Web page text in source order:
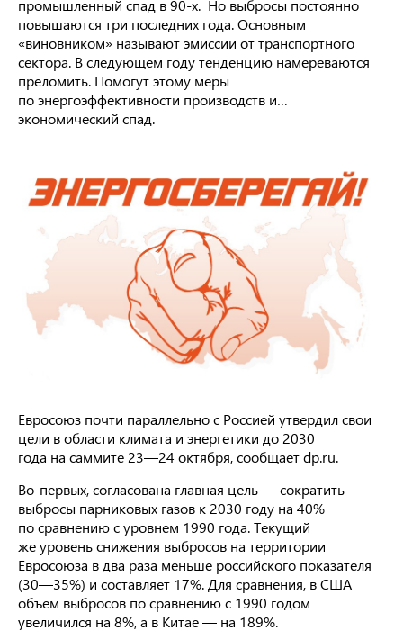
промышленный спад в 90-х. Но выбросы постоянно
повышаются три последних года. Основным
«виновником» называют эмиссии от транспортного
сектора. В следующем году тенденцию намереваются
преломить. Помогут этому меры
по энергоэффективности производств и…
экономический спад.
Евросоюз почти параллельно с Россией утвердил свои
цели в области климата и энергетики до 2030
года на саммите 23—24 октября, сообщает dp.ru.
Во-первых, согласована главная цель — сократить
выбросы парниковых газов к 2030 году на 40%
по сравнению с уровнем 1990 года. Текущий
же уровень снижения выбросов на территории
Евросоюза в два раза меньше российского показателя
(30—35%) и составляет 17%. Для сравнения, в США
объем выбросов по сравнению с 1990 годом
увеличился на 8%, а в Китае — на 189%.